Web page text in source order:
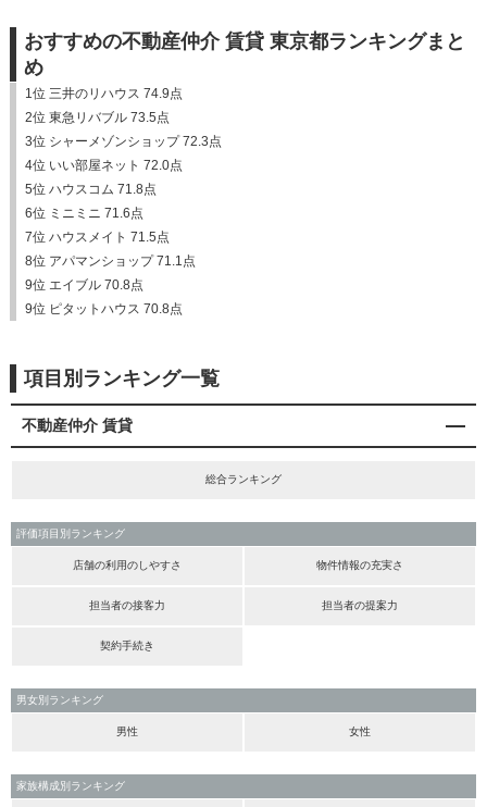
おすすめの不動産仲介 賃貸 東京都ランキングまと
め
1位 三井のリハウス 74.9点
2位 東急リバブル 73.5点
3位 シャーメゾンショップ 72.3点
4位 いい部屋ネット 72.0点
5位 ハウスコム 71.8点
6位 ミニミニ 71.6点
7位 ハウスメイト 71.5点
8位 アパマンショップ 71.1点
9位 エイブル 70.8点
9位 ピタットハウス 70.8点
項目別ランキング一覧
不動産仲介 賃貸
総合ランキング
評価項目別ランキング
店舗の利用のしやすさ 物件情報の充実さ
担当者の接客力 担当者の提案力
契約手続き
男女別ランキング
男性 女性
家族構成別ランキング